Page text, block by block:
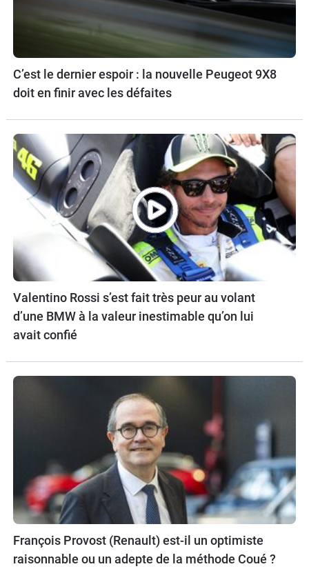
C’est le dernier espoir : la nouvelle Peugeot 9X8
doit en finir avec les défaites
Valentino Rossi s’est fait très peur au volant
d’une BMW à la valeur inestimable qu’on lui
avait confié
François Provost (Renault) est-il un optimiste
raisonnable ou un adepte de la méthode Coué ?